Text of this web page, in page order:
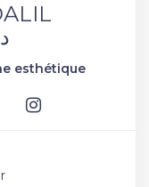
esthétique